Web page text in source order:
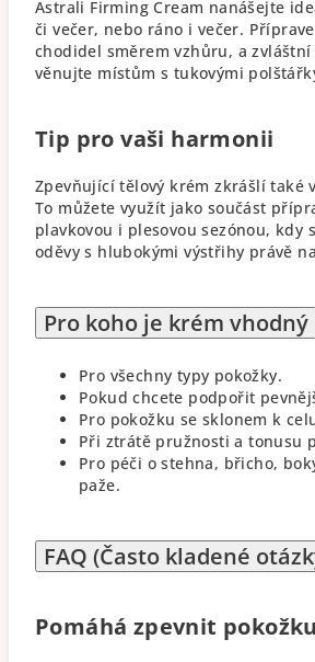
Astrali Firming Cream nanášejte
či večer, nebo ráno i večer.
chodidel směrem vzhůru, a
věnujte místům s tukovými
Tip pro vaši harmonii
Zpevňující tělový krém zkrášlí také
To můžete využít jako součást
plavkovou i plesovou sezónou, kdy
oděvy s hlubokými výstřihy právě
Pro koho je krém vhodný
Pro všechny typy pokožky.
Pokud chcete podpořit
Pro pokožku se sklonem k
Při ztrátě pružnosti a tonusu
Pro péči o stehna, břicho,
paže.
FAQ (Často kladené
Pomáhá zpevnit